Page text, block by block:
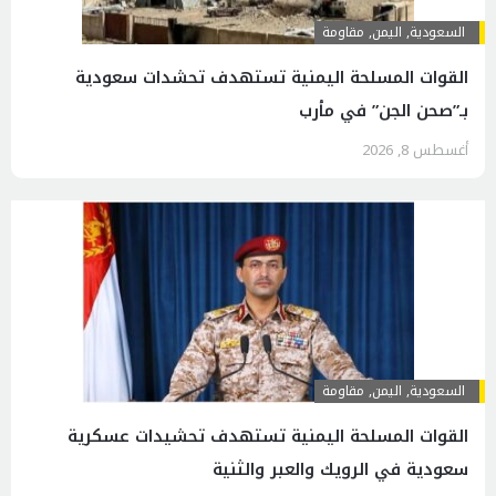
السعودية, اليمن, مقاومة
القوات المسلحة اليمنية تستهدف تحشدات سعودية
بـ”صحن الجن” في مأرب
أغسطس 8, 2026
السعودية, اليمن, مقاومة
القوات المسلحة اليمنية تستهدف تحشيدات عسكرية
سعودية في الرويك والعبر والثنية